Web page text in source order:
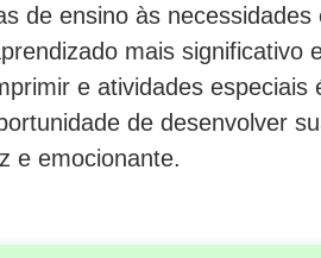
de ensino às
mais significativo
e atividades
de desenvolver
e emocionante.